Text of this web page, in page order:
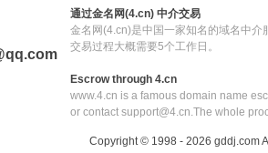
通过金名网(4.cn) 中介交易
金名网(4.cn)是中国一家知名的域名中介
交易过程大概需要5个工作日。
Escrow through 4.cn
www.4.cn is a famous domain name
or contact support@4.cn.The whole
Copyright © 1998 - 2026 gddj.com